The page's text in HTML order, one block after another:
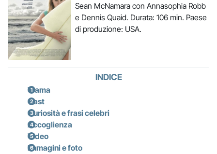
Sean McNamara con Annasophia Robb
e Dennis Quaid. Durata: 106 min. Paese
di produzione: USA.
INDICE
Trama
Cast
Curiosità e frasi celebri
Accoglienza
Video
Immagini e foto